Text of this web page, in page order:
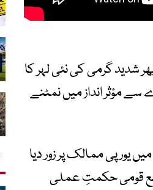
شدید گرمی کی نئی لہر کا
مؤثر انداز میں نمٹنے
یورپی ممالک پر زور دیا
قومی حکمتِ عملی